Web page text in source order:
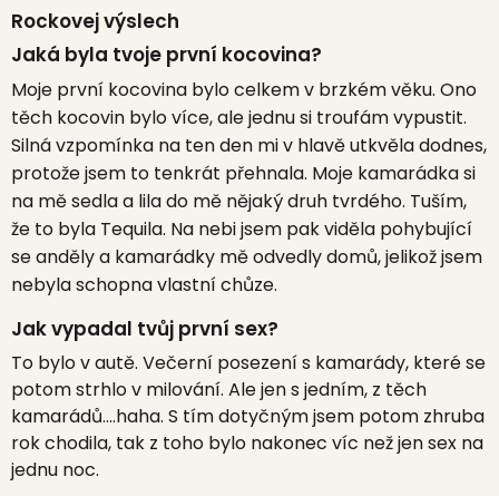
Rockovej výslech
Jaká byla tvoje první kocovina?
Moje první kocovina bylo celkem v brzkém věku. Ono
těch kocovin bylo více, ale jednu si troufám vypustit.
Silná vzpomínka na ten den mi v hlavě utkvěla dodnes,
protože jsem to tenkrát přehnala. Moje kamarádka si
na mě sedla a lila do mě nějaký druh tvrdého. Tuším,
že to byla Tequila. Na nebi jsem pak viděla pohybující
se anděly a kamarádky mě odvedly domů, jelikož jsem
nebyla schopna vlastní chůze.
Jak vypadal tvůj první sex?
To bylo v autě. Večerní posezení s kamarády, které se
potom strhlo v milování. Ale jen s jedním, z těch
kamarádů....haha. S tím dotyčným jsem potom zhruba
rok chodila, tak z toho bylo nakonec víc než jen sex na
jednu noc.